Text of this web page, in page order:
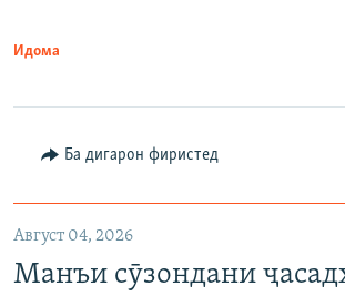
Идома
Ба дигарон фиристед
Август 04, 2026
Манъи сӯзондани